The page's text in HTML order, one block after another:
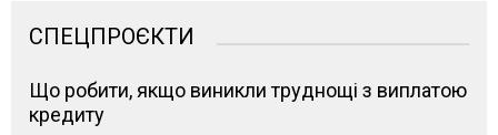
СПЕЦПРОЄКТИ
Що робити, якщо виникли труднощі з виплатою
кредиту